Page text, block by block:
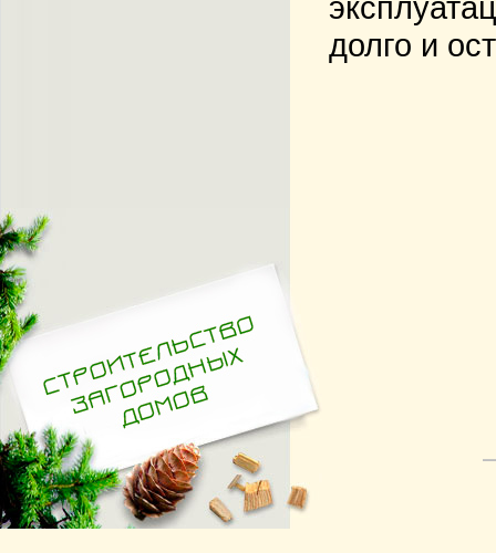
долго и